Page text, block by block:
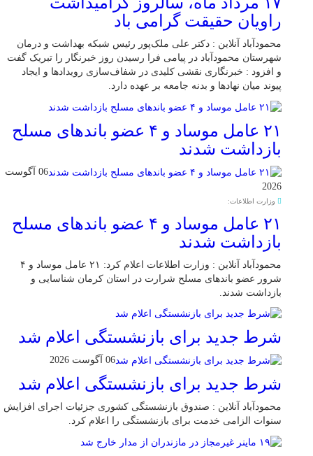
راویان حقیقت گرامی باد
محمودآباد آنلاین : دکتر علی ملک‌پور رئیس شبکه بهداشت و درمان
شهرستان محمودآباد در پیامی فرا رسیدن روز خبرنگار را تبریک گفت
و افزود : خبرنگاری نقشی کلیدی در شفاف‌سازی رویدادها و ایجاد
پیوند میان نهادها و بدنه جامعه بر عهده دارد.
۲۱ عامل موساد و ۴ عضو باند‌های مسلح
بازداشت شدند
06 آگوست
2026
وزارت اطلاعات:
۲۱ عامل موساد و ۴ عضو باند‌های مسلح
بازداشت شدند
محمودآباد آنلاین : وزارت اطلاعات اعلام کرد: ۲۱ عامل موساد و ۴
شرور عضو باند‌های مسلح شرارت در استان کرمان شناسایی و
بازداشت شدند.
شرط جدید برای بازنشستگی اعلام شد
06 آگوست 2026
شرط جدید برای بازنشستگی اعلام شد
محمودآباد آنلاین : صندوق بازنشستگی کشوری جزئیات اجرای افزایش
سنوات الزامی خدمت برای بازنشستگی را اعلام کرد.